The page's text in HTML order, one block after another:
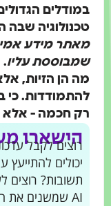
טכנולוגיה שבה
מאתר מידע
שמבוססת עליו.
מה הן הזיות, אלא
להתמודדות. כי
רק חכמה - אלא גם
הישארו
רוצים לקבל
תשובות? רוצים